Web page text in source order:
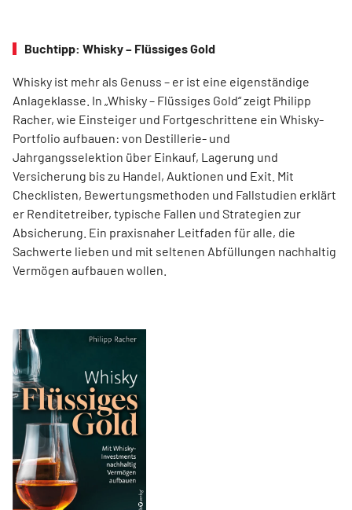
Buchtipp: Whisky – Flüssiges Gold
Whisky ist mehr als Genuss – er ist eine eigenständige
Anlageklasse. In „Whisky – Flüssiges Gold“ zeigt Philipp
Racher, wie Einsteiger und Fortgeschrittene ein Whisky-
Portfolio aufbauen: von Destillerie- und
Jahrgangsselektion über Einkauf, Lagerung und
Versicherung bis zu Handel, Auktionen und Exit. Mit
Checklisten, Bewertungsmethoden und Fallstudien erklärt
er Renditetreiber, typische Fallen und Strategien zur
Absicherung. Ein praxisnaher Leitfaden für alle, die
Sachwerte lieben und mit seltenen Abfüllungen nachhaltig
Vermögen aufbauen wollen.